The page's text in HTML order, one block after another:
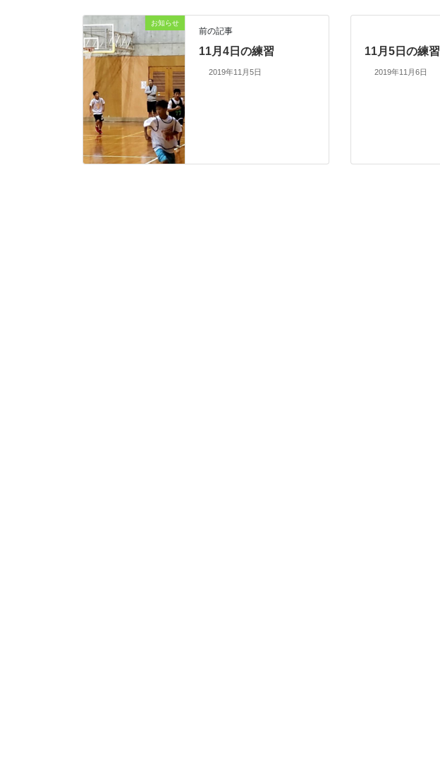
お知らせ
前の記事
11月4日の練習
2019年11月5日
11月5日の練習
2019年11月6日